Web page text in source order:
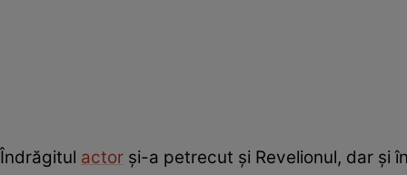
Îndrăgitul actor și-a petrecut și Revelionul, dar și